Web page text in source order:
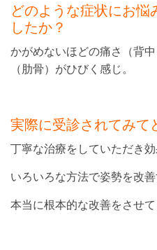
どのような症状にお悩
したか？
かがめないほどの痛さ（背
（肋骨）がひびく感じ。
実際に受診されてみて
丁寧な治療をしていただき効
いろいろな方法で姿勢を改
本当に根本的な改善をさせ